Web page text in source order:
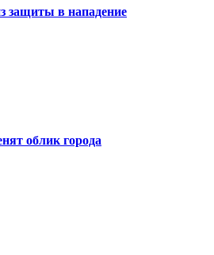
защиты в нападение
облик города